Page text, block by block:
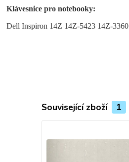
Klávesnice pro notebooky:
Dell Inspiron 14Z 14Z-5423 14Z-
Související zboží 1